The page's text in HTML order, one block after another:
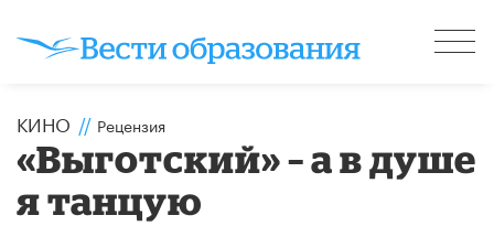
КИНО // Рецензия
«Выготский» – а в душе
я танцую